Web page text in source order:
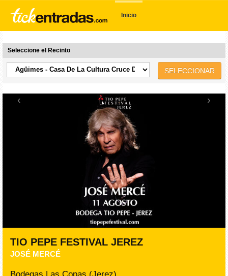
Inicio
Seleccione el Recinto
SELECCIONAR
‹ ›
TIO PEPE FESTIVAL JEREZ
JOSÉ MERCÉ
Bodegas Las Copas (Jerez)